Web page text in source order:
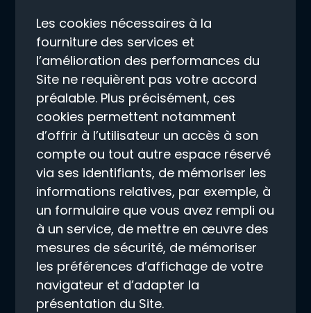
Les cookies nécessaires à la
fourniture des services et
l’amélioration des performances du
Site ne requièrent pas votre accord
préalable. Plus précisément, ces
cookies permettent notamment
d’offrir à l’utilisateur un accès à son
compte ou tout autre espace réservé
via ses identifiants, de mémoriser les
informations relatives, par exemple, à
un formulaire que vous avez rempli ou
à un service, de mettre en œuvre des
mesures de sécurité, de mémoriser
les préférences d’affichage de votre
navigateur et d’adapter la
présentation du Site.